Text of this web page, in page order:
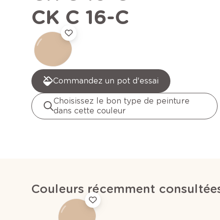
CK C 16-C
Commandez un pot d'essai
Choisissez le bon type de peinture
dans cette couleur
Couleurs récemment